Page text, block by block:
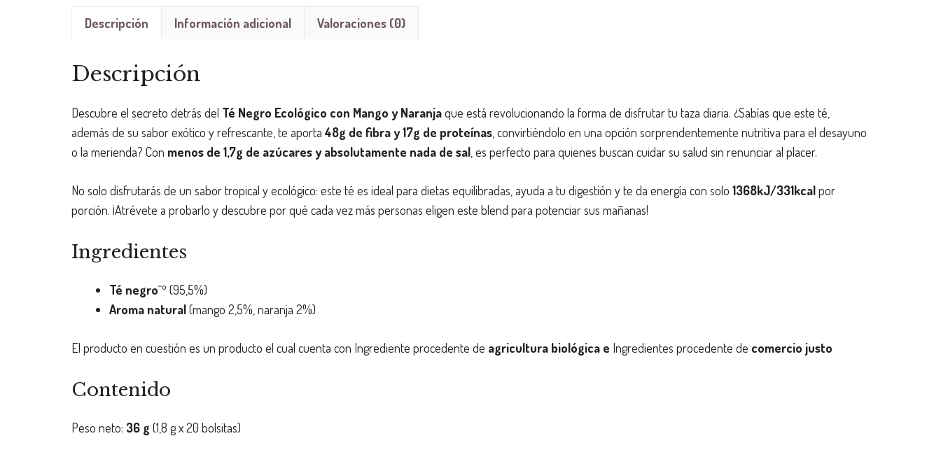
Descripción Información adicional Valoraciones (0)
Descripción
Descubre el secreto detrás del Té Negro Ecológico con Mango y Naranjaque está revolucionando la forma de disfrutar tu taza diaria. ¿Sabías que este té,
además de su sabor exótico y refrescante, te aporta 48g de fibra y 17g de proteínas , convirtiéndolo en una opción sorprendentemente nutritiva para el desayuno
o la merienda? Con menos de 1,7g de azúcares y absolutamente nada de sal , es perfecto para quienes buscan cuidar su salud sin renunciar al placer.
No solo disfrutarás de un sabor tropical y ecológico: este té es ideal para dietas equilibradas, ayuda a tu digestión y te da energía con solo 1368kJ/331kcalpor
porción. ¡Atrévete a probarlo y descubre por qué cada vez más personas eligen este blend para potenciar sus mañanas!
Ingredientes
Té negro^º (95,5%)
Aroma natural(mango 2,5%, naranja 2%)
El producto en cuestión es un producto el cual cuenta con Ingrediente procedente de agricultura biológica e Ingredientes procedente de comercio justo
Contenido
Peso neto: 36 g (1,8 g x 20 bolsitas)